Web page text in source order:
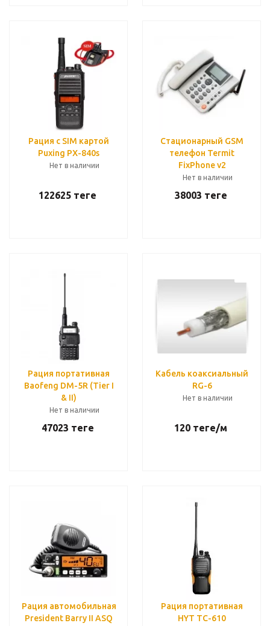
Рация с SIM картой
Puxing PX-840s
Нет в наличии
122625 теңге
Стационарный GSM
телефон Termit
FixPhone v2
Нет в наличии
38003 теңге
Рация портативная
Baofeng DM-5R (Tier I
& II)
Нет в наличии
47023 теңге
Кабель коаксиальный
RG-6
Нет в наличии
120 теңге/м
Рация автомобильная
President Barry II ASQ
Рация портативная
HYT TC-610